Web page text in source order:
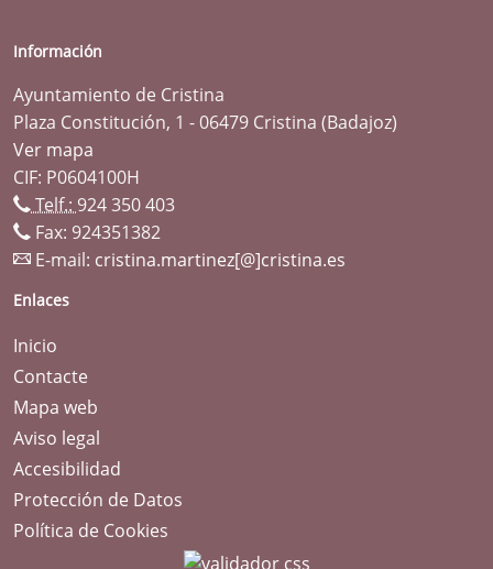
Información
Ayuntamiento de Cristina
Plaza Constitución, 1 - 06479 Cristina (Badajoz)
Ver mapa
CIF: P0604100H
Telf.: 924 350 403
Fax: 924351382
E-mail: cristina.martinez[@]cristina.es
Enlaces
Inicio
Contacte
Mapa web
Aviso legal
Accesibilidad
Protección de Datos
Política de Cookies